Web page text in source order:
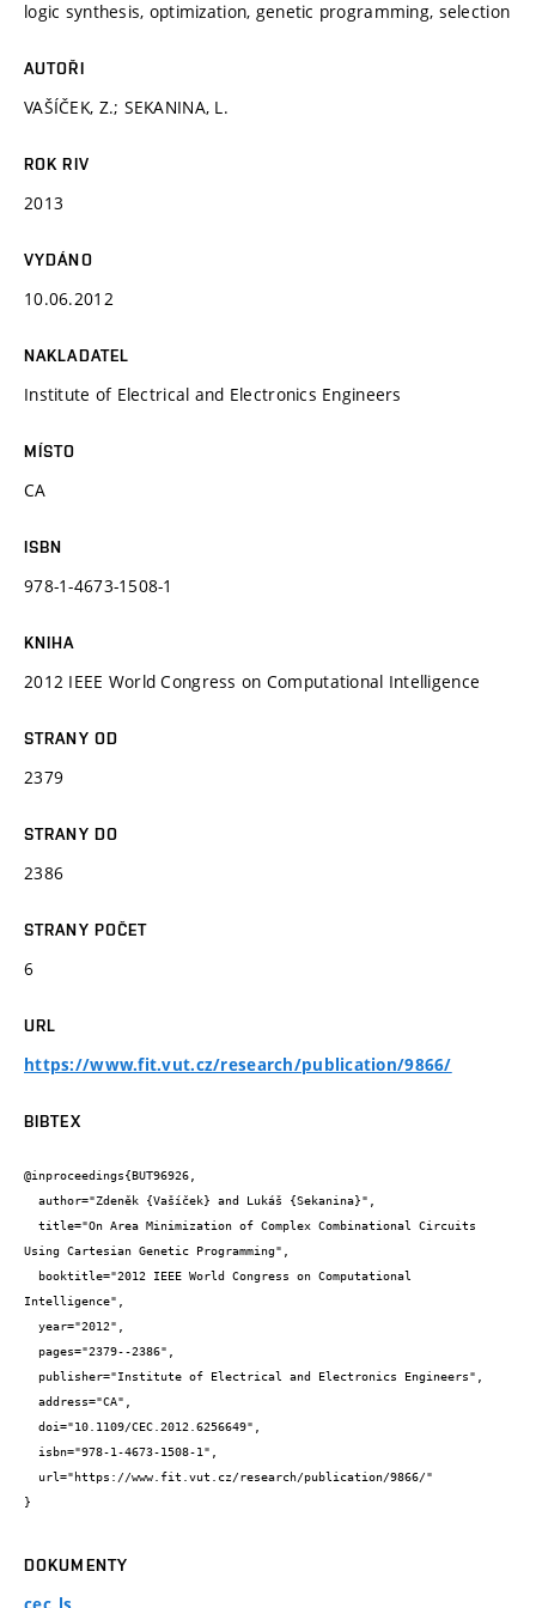
logic synthesis, optimization, genetic programming, selection
AUTOŘI
VAŠÍČEK, Z.; SEKANINA, L.
ROK RIV
2013
VYDÁNO
10.06.2012
NAKLADATEL
Institute of Electrical and Electronics Engineers
MÍSTO
CA
ISBN
978-1-4673-1508-1
KNIHA
2012 IEEE World Congress on Computational Intelligence
STRANY OD
2379
STRANY DO
2386
STRANY POČET
6
URL
https://www.fit.vut.cz/research/publication/9866/
BIBTEX
@inproceedings{BUT96926,
Using Cartesian Genetic Programming",
Intelligence",
}
DOKUMENTY